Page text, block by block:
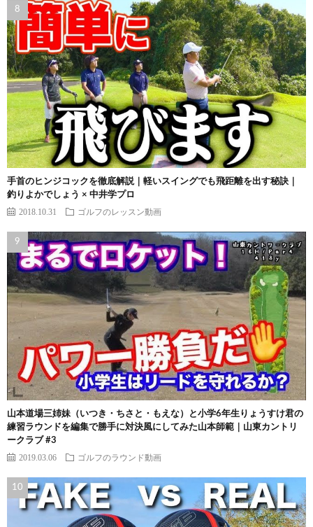
手首のヒンジコックを徹底解説｜軽いスイングでも飛距離を出す秘訣｜
釣りよかでしょう × 中井学プロ
2018.10.31 ゴルフのレッスン動画
山本道場三姉妹（いつき・ちさと・もえな）と小学6年生りょうすけ君の
練習ラウンドを編集で勝手に対決風にしてみた山本師範｜山東カントリ
ークラブ #3
2019.03.06 ゴルフのラウンド動画